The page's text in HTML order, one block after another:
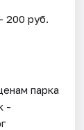
200 руб.
парка
-